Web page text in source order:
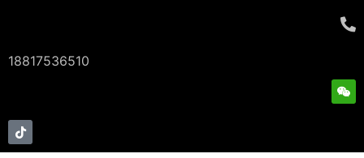
18817536510
W
e
i
T
i
k